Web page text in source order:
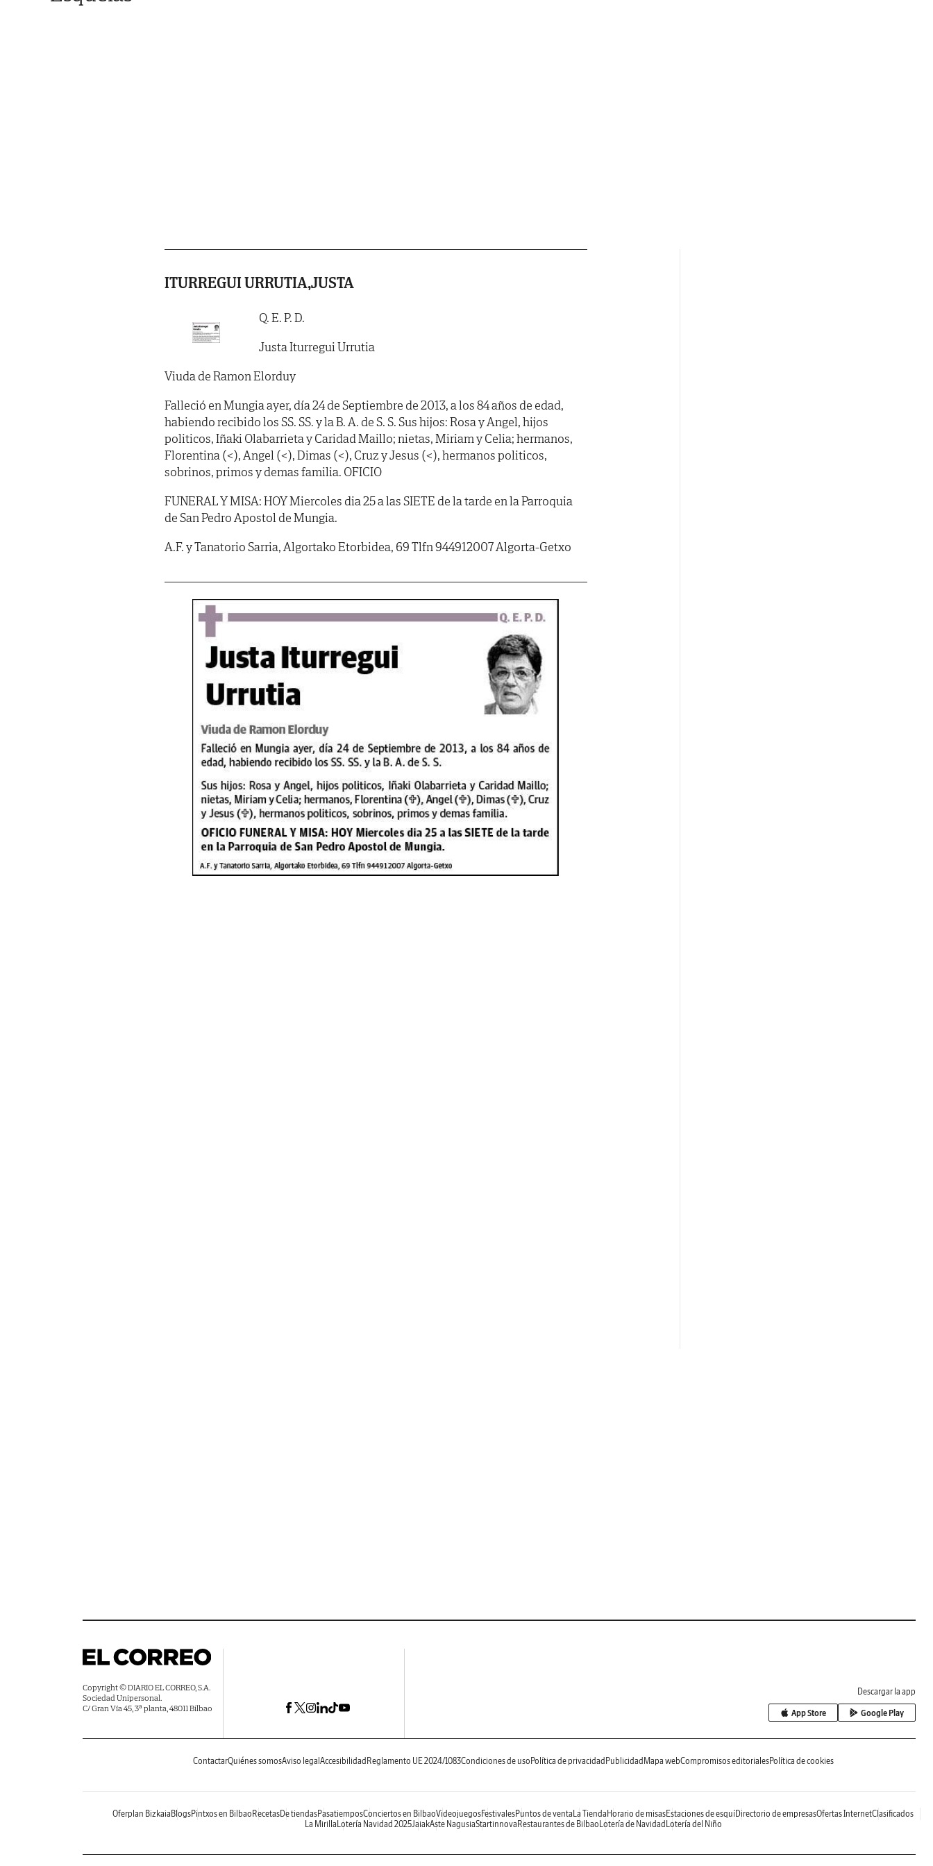
ITURREGUI URRUTIA,JUSTA
Q. E. P. D.
Justa Iturregui Urrutia
Viuda de Ramon Elorduy
Falleció en Mungia ayer, día 24 de Septiembre de 2013, a los 84 años de edad,
habiendo recibido los SS. SS. y la B. A. de S. S. Sus hijos: Rosa y Angel, hijos
politicos, Iñaki Olabarrieta y Caridad Maillo; nietas, Miriam y Celia; hermanos,
Florentina (<), Angel (<), Dimas (<), Cruz y Jesus (<), hermanos politicos,
sobrinos, primos y demas familia. OFICIO
FUNERAL Y MISA: HOY Miercoles dia 25 a las SIETE de la tarde en la Parroquia
de San Pedro Apostol de Mungia.
A.F. y Tanatorio Sarria, Algortako Etorbidea, 69 Tlfn 944912007 Algorta-Getxo
Copyright © DIARIO EL CORREO, S.A.
Sociedad Unipersonal.
C/ Gran Vía 45, 3ª planta, 48011 Bilbao
Descargar la app
App Store Google Play
ContactarQuiénes somosAviso legal Accesibilidad Reglamento UE 2024/1083Condiciones de uso Política de privacidad Publicidad Mapa webCompromisos editorialesPolítica de cookies
Oferplan Bizkaia BlogsPintxos en Bilbao RecetasDe tiendasPasatiemposConciertos en BilbaoVideojuegosFestivalesPuntos de venta La Tienda Horario de misasEstaciones de esquíDirectorio de empresasOfertas InternetClasificados
La Mirilla Lotería Navidad 2025JaiakAste NagusiaStartinnova Restaurantes de Bilbao Lotería de Navidad Lotería del Niño